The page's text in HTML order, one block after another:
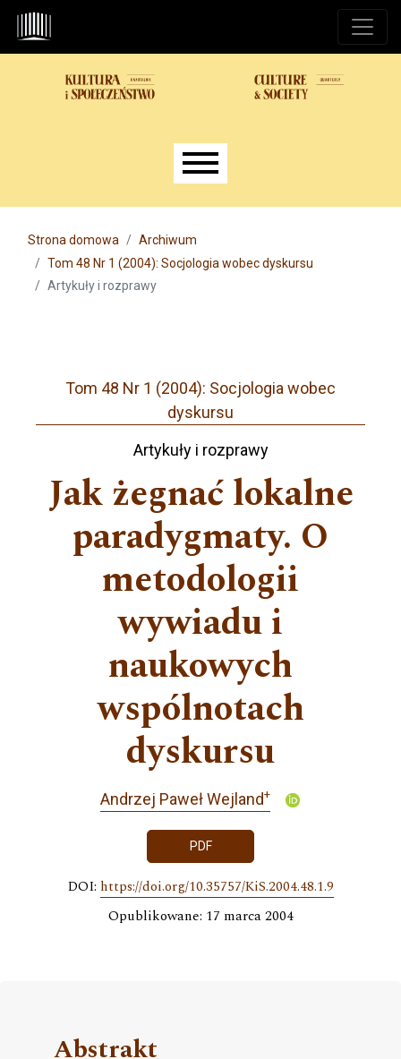
Przejdź do głównego menu
Przejdź do sekcji głównej
Przejdź do stopki
Main menu
Strona domowa
Archiwum
Tom 48 Nr 1 (2004): Socjologia wobec dyskursu
Artykuły i rozprawy
Tom 48 Nr 1 (2004): Socjologia wobec
dyskursu
Artykuły i rozprawy
Jak żegnać lokalne
paradygmaty. O
metodologii
wywiadu i
naukowych
wspólnotach
dyskursu
Andrzej Paweł Wejland+
PDF
DOI: https://doi.org/10.35757/KiS.2004.48.1.9
Opublikowane: 17 marca 2004
Abstrakt